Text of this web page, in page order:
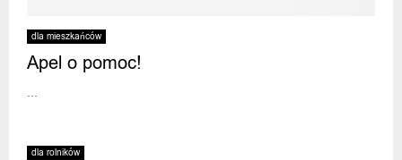
dla mieszkańców
Apel o pomoc!
...
dla rolników